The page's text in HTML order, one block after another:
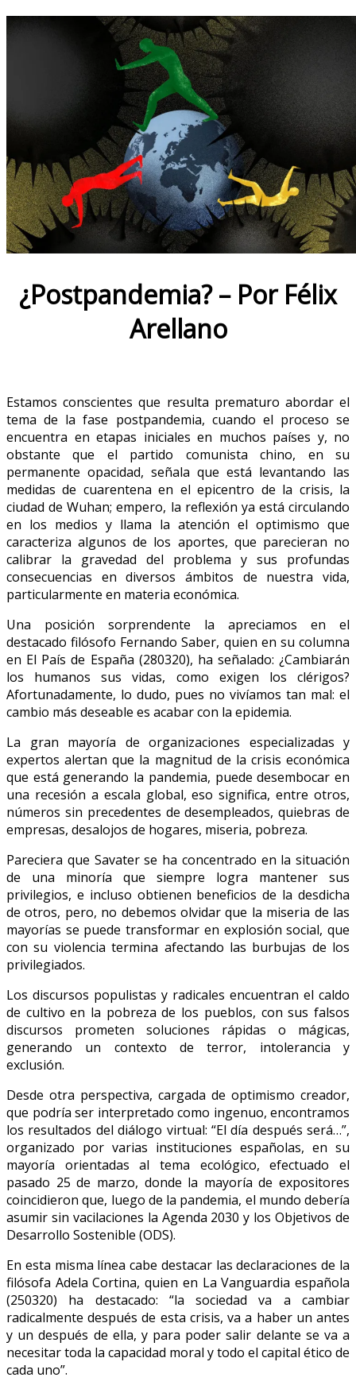
¿Postpandemia? – Por Félix
Arellano
Estamos conscientes que resulta prematuro abordar el
tema de la fase postpandemia, cuando el proceso se
encuentra en etapas iniciales en muchos países y, no
obstante que el partido comunista chino, en su
permanente opacidad, señala que está levantando las
medidas de cuarentena en el epicentro de la crisis, la
ciudad de Wuhan; empero, la reflexión ya está circulando
en los medios y llama la atención el optimismo que
caracteriza algunos de los aportes, que parecieran no
calibrar la gravedad del problema y sus profundas
consecuencias en diversos ámbitos de nuestra vida,
particularmente en materia económica.
Una posición sorprendente la apreciamos en el
destacado filósofo Fernando Saber, quien en su columna
en El País de España (280320), ha señalado: ¿Cambiarán
los humanos sus vidas, como exigen los clérigos?
Afortunadamente, lo dudo, pues no vivíamos tan mal: el
cambio más deseable es acabar con la epidemia.
La gran mayoría de organizaciones especializadas y
expertos alertan que la magnitud de la crisis económica
que está generando la pandemia, puede desembocar en
una recesión a escala global, eso significa, entre otros,
números sin precedentes de desempleados, quiebras de
empresas, desalojos de hogares, miseria, pobreza.
Pareciera que Savater se ha concentrado en la situación
de una minoría que siempre logra mantener sus
privilegios, e incluso obtienen beneficios de la desdicha
de otros, pero, no debemos olvidar que la miseria de las
mayorías se puede transformar en explosión social, que
con su violencia termina afectando las burbujas de los
privilegiados.
Los discursos populistas y radicales encuentran el caldo
de cultivo en la pobreza de los pueblos, con sus falsos
discursos prometen soluciones rápidas o mágicas,
generando un contexto de terror, intolerancia y
exclusión.
Desde otra perspectiva, cargada de optimismo creador,
que podría ser interpretado como ingenuo, encontramos
los resultados del diálogo virtual: “El día después será…”,
organizado por varias instituciones españolas, en su
mayoría orientadas al tema ecológico, efectuado el
pasado 25 de marzo, donde la mayoría de expositores
coincidieron que, luego de la pandemia, el mundo debería
asumir sin vacilaciones la Agenda 2030 y los Objetivos de
Desarrollo Sostenible (ODS).
En esta misma línea cabe destacar las declaraciones de la
filósofa Adela Cortina, quien en La Vanguardia española
(250320) ha destacado: “la sociedad va a cambiar
radicalmente después de esta crisis, va a haber un antes
y un después de ella, y para poder salir delante se va a
necesitar toda la capacidad moral y todo el capital ético de
cada uno”.